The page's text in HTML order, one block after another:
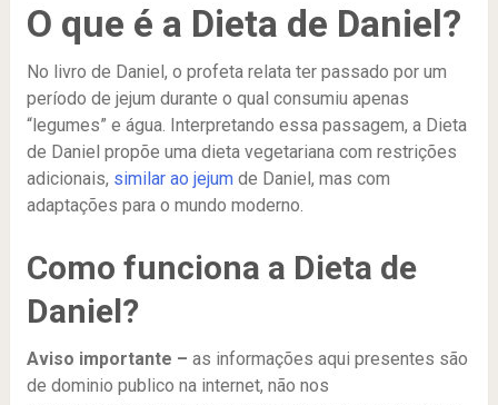
O que é a Dieta de Daniel?
No livro de Daniel, o profeta relata ter passado por um
período de jejum durante o qual consumiu apenas
“legumes” e água. Interpretando essa passagem, a Dieta
de Daniel propõe uma dieta vegetariana com restrições
adicionais, similar ao jejumde Daniel, mas com
adaptações para o mundo moderno.
Como funciona a Dieta de
Daniel?
Aviso importante – as informações aqui presentes são
de dominio publico na internet, não nos